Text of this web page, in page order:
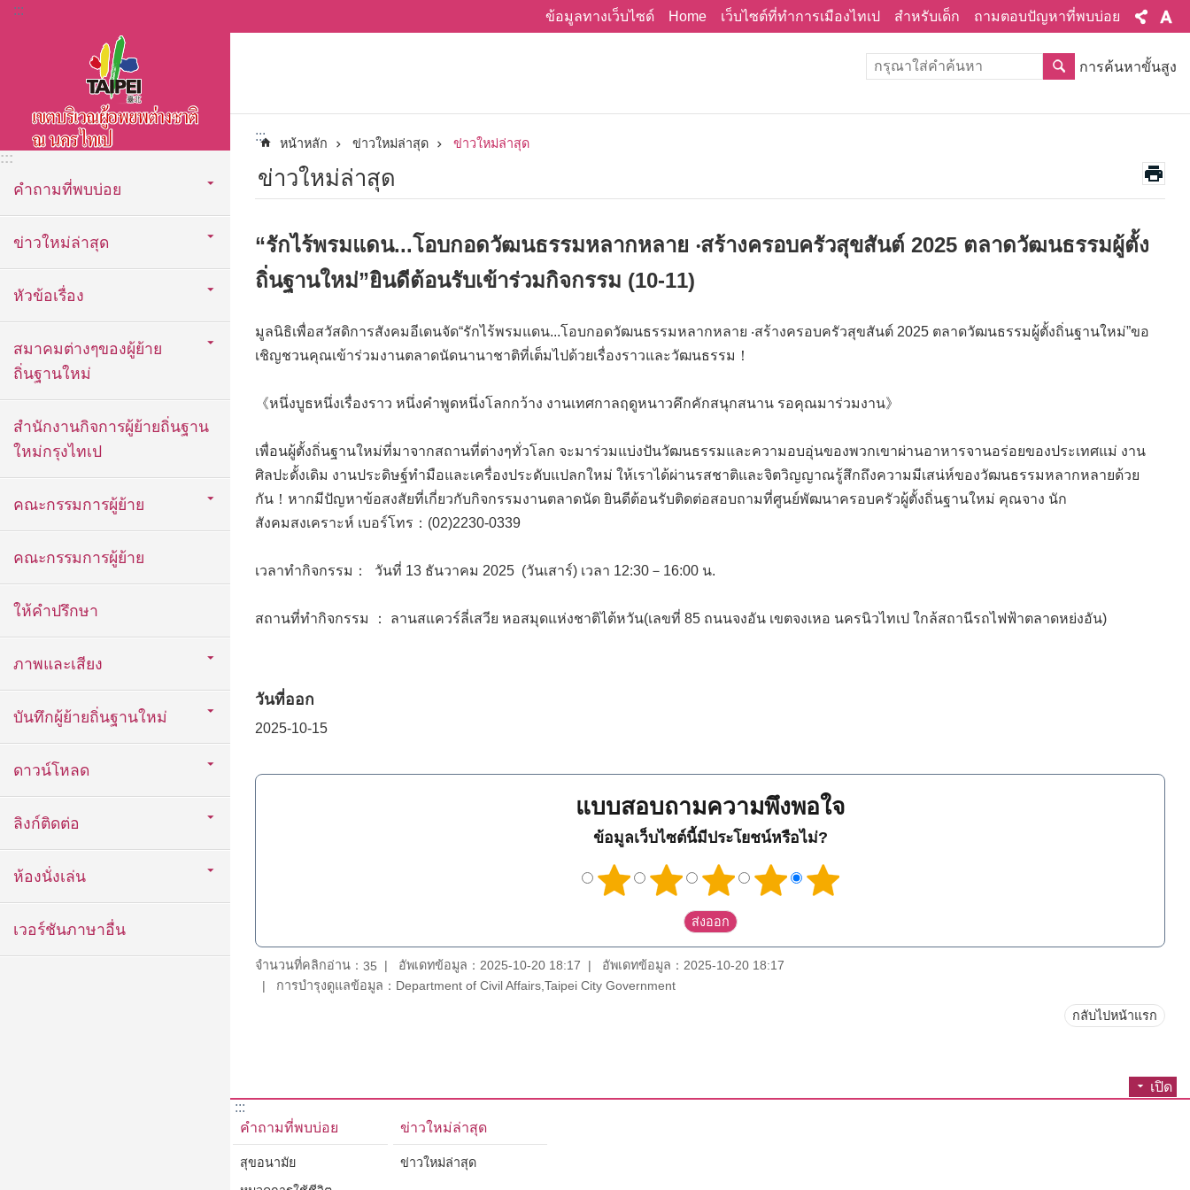
ข้ามไปที่บล็อกเนื้อหาหลัก
::: ข้อมูลทางเว็บไซด์ Home เว็บไซต์ที่ทำการเมืองไทเป สำหรับเด็ก ถามตอบปัญหาที่พบบ่อย
:::
คำถามที่พบบ่อย
ข่าวใหม่ล่าสุด
หัวข้อเรื่อง
สมาคมต่างๆของผู้ย้าย
ถิ่นฐานใหม่
สำนักงานกิจการผู้ย้ายถิ่นฐาน
ใหม่กรุงไทเป
คณะกรรมการผู้ย้าย
คณะกรรมการผู้ย้าย
ให้คำปรึกษา
ภาพและเสียง
บันทึกผู้ย้ายถิ่นฐานใหม่
ดาวน์โหลด
ลิงก์ติดต่อ
ห้องนั่งเล่น
เวอร์ชันภาษาอื่น
การค้นหาขั้นสูง
::: หน้าหลัก ข่าวใหม่ล่าสุด ข่าวใหม่ล่าสุด
ข่าวใหม่ล่าสุด
“รักไร้พรมแดน...โอบกอดวัฒนธรรมหลากหลาย ‧สร้างครอบครัวสุขสันต์ 2025 ตลาดวัฒนธรรมผู้ตั้ง
ถิ่นฐานใหม่”ยินดีต้อนรับเข้าร่วมกิจกรรม (10-11)
มูลนิธิเพื่อสวัสดิการสังคมอีเดนจัด“รักไร้พรมแดน...โอบกอดวัฒนธรรมหลากหลาย ‧สร้างครอบครัวสุขสันต์ 2025 ตลาดวัฒนธรรมผู้ตั้งถิ่นฐานใหม่”ขอ
เชิญชวนคุณเข้าร่วมงานตลาดนัดนานาชาติที่เต็มไปด้วยเรื่องราวและวัฒนธรรม！
《หนึ่งบูธหนึ่งเรื่องราว หนึ่งคำพูดหนึ่งโลกกว้าง งานเทศกาลฤดูหนาวคึกคักสนุกสนาน รอคุณมาร่วมงาน》
เพื่อนผู้ตั้งถิ่นฐานใหม่ที่มาจากสถานที่ต่างๆทั่วโลก จะมาร่วมแบ่งปันวัฒนธรรมและความอบอุ่นของพวกเขาผ่านอาหารจานอร่อยของประเทศแม่ งาน
ศิลปะดั้งเดิม งานประดิษฐ์ทำมือและเครื่องประดับแปลกใหม่ ให้เราได้ผ่านรสชาติและจิตวิญญาณรู้สึกถึงความมีเสน่ห์ของวัฒนธรรมหลากหลายด้วย
กัน！หากมีปัญหาข้อสงสัยที่เกี่ยวกับกิจกรรมงานตลาดนัด ยินดีต้อนรับติดต่อสอบถามที่ศูนย์พัฒนาครอบครัวผู้ตั้งถิ่นฐานใหม่ คุณจาง นัก
สังคมสงเคราะห์ เบอร์โทร：(02)2230-0339
เวลาทำกิจกรรม： วันที่ 13 ธันวาคม 2025 (วันเสาร์) เวลา 12:30－16:00 น.
สถานที่ทำกิจกรรม ： ลานสแควร์ลี่เสวีย หอสมุดแห่งชาติไต้หวัน(เลขที่ 85 ถนนจงอัน เขตจงเหอ นครนิวไทเป ใกล้สถานีรถไฟฟ้าตลาดหย่งอัน)
วันที่ออก
2025-10-15
แบบสอบถามความพึงพอใจ
ข้อมูลเว็บไซต์นี้มีประโยชน์หรือไม่?
จำนวนที่คลิกอ่าน： 35 อัพเดทข้อมูล：2025-10-20 18:17
อัพเดทข้อมูล：2025-10-20 18:17
การบำรุงดูแลข้อมูล：Department of Civil Affairs,Taipei City Government
กลับไปหน้าแรก
เปิด
:::
คำถามที่พบบ่อย
สุขอนามัย
ข่าวใหม่ล่าสุด
ข่าวใหม่ล่าสุด